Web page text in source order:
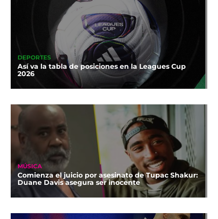
DEPORTES
Así va la tabla de posiciones en la Leagues Cup
2026
MÚSICA
Comienza el juicio por asesinato de Tupac Shakur:
Duane Davis asegura ser inocente